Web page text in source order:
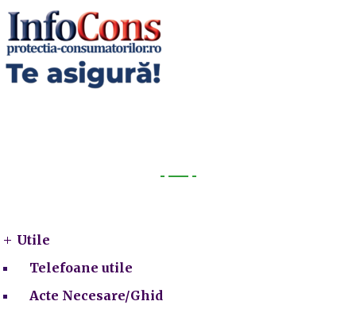
Utile
Telefoane utile
Acte Necesare/Ghid